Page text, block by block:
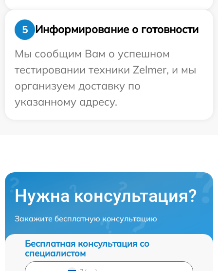
5
Информирование о готовности
Мы сообщим Вам о успешном
тестировании техники Zelmer, и мы
организуем доставку по
указанному адресу.
Нужна консультация?
Закажите бесплатную консультацию
Бесплатная консультация со
специалистом